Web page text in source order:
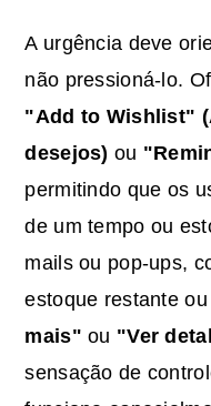
A urgência deve
não pressioná-lo.
"Add to Wishlist"
desejos) ou
permitindo que os
de um tempo ou
mails ou pop-ups,
estoque restante
mais" ou "Ver
sensação de